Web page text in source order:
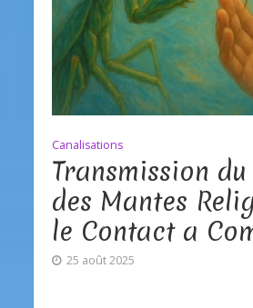
Canalisations
Transmission
des Mantes
le Contact a
25 août 2025